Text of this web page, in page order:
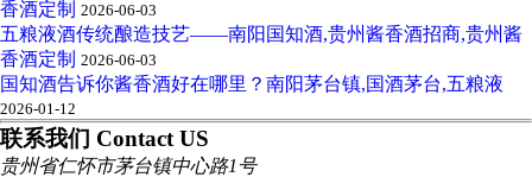
香酒定制 2026-06-03
五粮液酒传统酿造技艺——南阳国知酒,贵州酱香酒招商,贵州酱
香酒定制 2026-06-03
国知酒告诉你酱香酒好在哪里？南阳茅台镇,国酒茅台,五粮液
2026-01-12
联系我们 Contact US
贵州省仁怀市茅台镇中心路1号